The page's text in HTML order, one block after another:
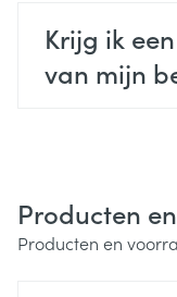
Krijg ik
van mijn
Producten
Producten en